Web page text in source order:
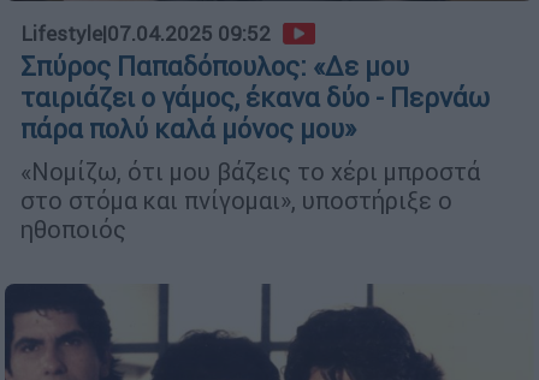
Lifestyle|07.04.2025 09:52
Σπύρος Παπαδόπουλος: «Δε μου
ταιριάζει ο γάμος, έκανα δύο - Περνάω
πάρα πολύ καλά μόνος μου»
«Νομίζω, ότι μου βάζεις το χέρι μπροστά
στο στόμα και πνίγομαι», υποστήριξε ο
ηθοποιός